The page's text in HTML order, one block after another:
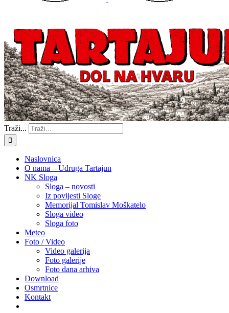
Traži...
Naslovnica
O nama – Udruga Tartajun
NK Sloga
Sloga – novosti
Iz povijesti Sloge
Memorijal Tomislav Moškatelo
Sloga video
Sloga foto
Meteo
Foto / Video
Video galerija
Foto galerije
Foto dana arhiva
Download
Osmrtnice
Kontakt